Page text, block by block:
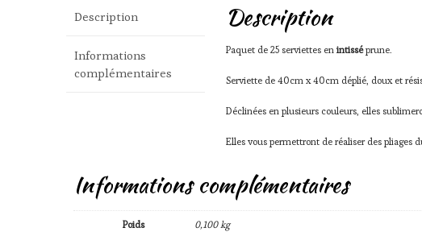
Description
Informations
complémentaires
Description
Paquet de 25 serviettes enintisséprune.
Serviette de 40cm x 40cm déplié, doux et
Déclinées en plusieurs couleurs, elles
Elles vous permettront de réaliser des pliages
Informations complémentaires
Poids 0,100 kg